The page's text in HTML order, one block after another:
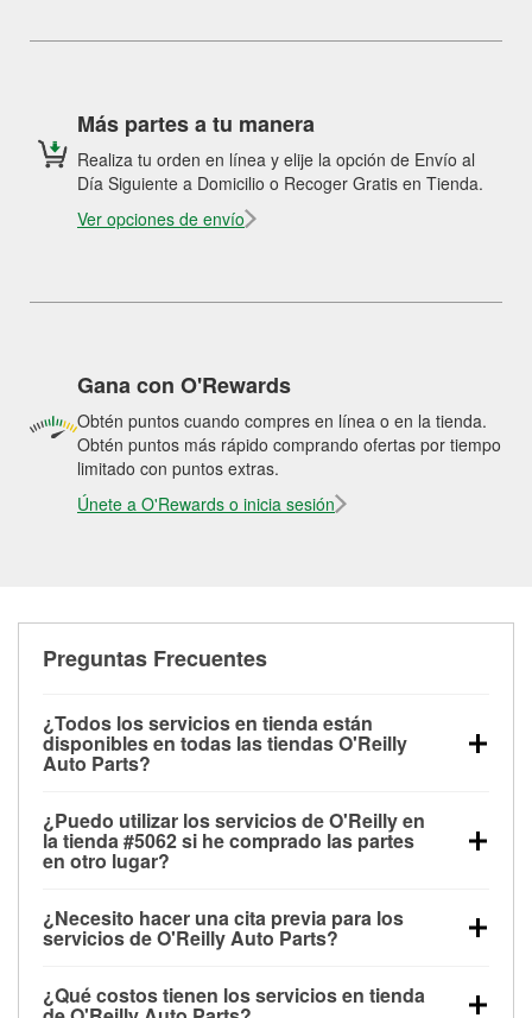
Más partes a tu manera
Realiza tu orden en línea y elije la opción de Envío al
Día Siguiente a Domicilio o Recoger Gratis en Tienda.
Ver opciones de envío
Gana con O'Rewards
Obtén puntos cuando compres en línea o en la tienda.
Obtén puntos más rápido comprando ofertas por tiempo
limitado con puntos extras.
Únete a O'Rewards o inicia sesión
Preguntas Frecuentes
¿Todos los servicios en tienda están
disponibles en todas las tiendas O'Reilly
Auto Parts?
las pruebas de batería, pruebas de alternador y
motor de arranque, revisión de la luz “Check Engine”
con O'Reilly VeriScan® e instalación de
limpiaparabrisas o bombillas, están disponibles en
todas las tiendas O'Reilly Auto Parts. La tienda
servicios especializados como:reciclaje de baterías
¿Puedo utilizar los servicios de O'Reilly en
la tienda #5062 si he comprado las partes
en otro lugar?
de O'Reilly Auto Parts que estén disponibles en la
tienda #5062 de Sunland Park, NM aunque hayas
pruebas de batería y recarga, así como reciclaje de
¿Necesito hacer una cita previa para los
servicios de O'Reilly Auto Parts?
los servicios ofrecidos en la tienda O'Reilly Auto
¿Qué costos tienen los servicios en tienda